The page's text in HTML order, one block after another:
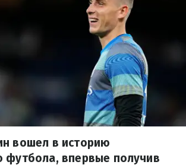
вошел в историю
футбола, впервые получив